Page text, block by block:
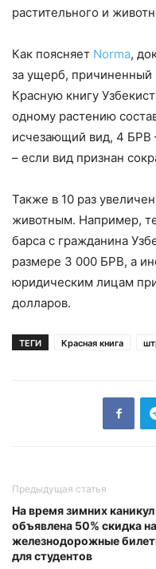
растительного и
Как поясняет Norma,
за ущерб, причиненный
Красную книгу
одному растению
исчезающий вид, 4 БРВ
– если вид признан
Также в 10 раз
животным. Например,
барса с гражданина
размере 3 000 БРВ, а
юридическим лицам
долларов.
ТЕГИ Красная книга
Предыдущая статья
На время зимних каникул
объявлена 50% скидка на
железнодорожные
для студентов